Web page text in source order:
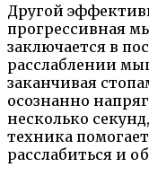
Другой
прогрессивная
заключается в
расслаблении
заканчивая
осознанно
несколько
техника
расслабиться и